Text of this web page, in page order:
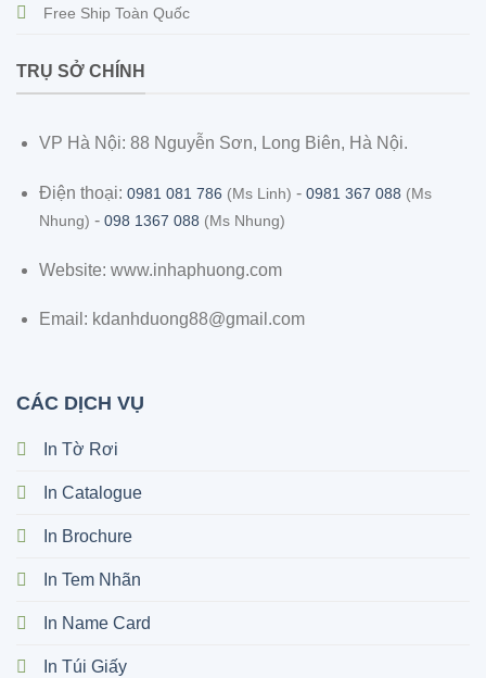
Free Ship Toàn Quốc
TRỤ SỞ CHÍNH
VP Hà Nội: 88 Nguyễn Sơn, Long Biên, Hà Nội.
Điện thoại: 0981 081 786 (Ms Linh) - 0981 367 088 (Ms
Nhung) - 098 1367 088 (Ms Nhung)
Website: www.inhaphuong.com
Email: kdanhduong88@gmail.com
CÁC DỊCH VỤ
In Tờ Rơi
In Catalogue
In Brochure
In Tem Nhãn
In Name Card
In Túi Giấy